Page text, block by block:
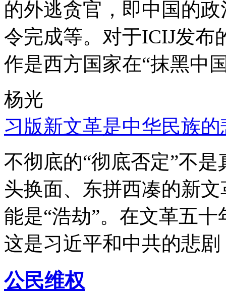
的外逃贪官，即中国的
令完成等。对于ICIJ发布
作是西方国家在“抹黑中
杨光
习版新文革是中华民族的
不彻底的“彻底否定”不
头换面、东拼西凑的新
能是“浩劫”。在文革五
这是习近平和中共的悲
公民维权